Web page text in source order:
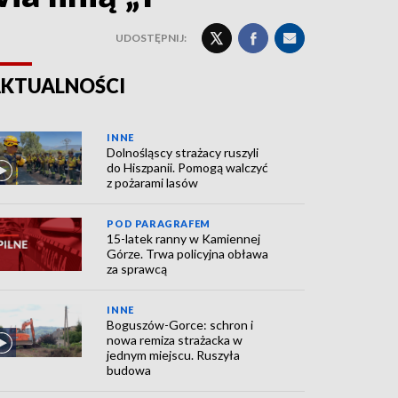
UDOSTĘPNIJ:
INNE
Dolnośląscy strażacy ruszyli
do Hiszpanii. Pomogą walczyć
z pożarami lasów
POD PARAGRAFEM
15-latek ranny w Kamiennej
Górze. Trwa policyjna obława
za sprawcą
INNE
Boguszów-Gorce: schron i
nowa remiza strażacka w
jednym miejscu. Ruszyła
budowa